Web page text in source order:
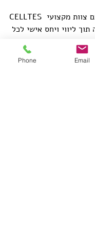
CELLTES מעמידה לרשותכם צוות מקצועי
תוך ליווי ויחס אישי לכל
ויושרה, חיזוי אמיתי
סיכונים ממוחשבת. צרו
Phone Email